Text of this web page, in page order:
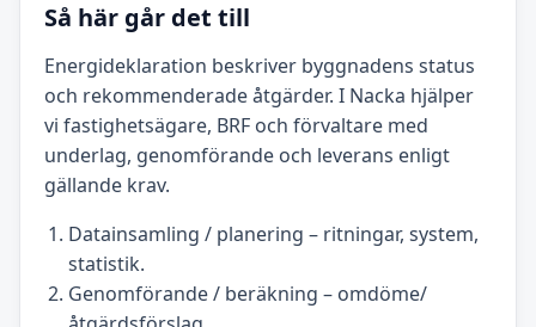
Så här går det till
Energideklaration beskriver byggnadens status
och rekommenderade åtgärder. I Nacka hjälper
vi fastighetsägare, BRF och förvaltare med
underlag, genomförande och leverans enligt
gällande krav.
Datainsamling / planering – ritningar, system,
statistik.
Genomförande / beräkning – omdöme/